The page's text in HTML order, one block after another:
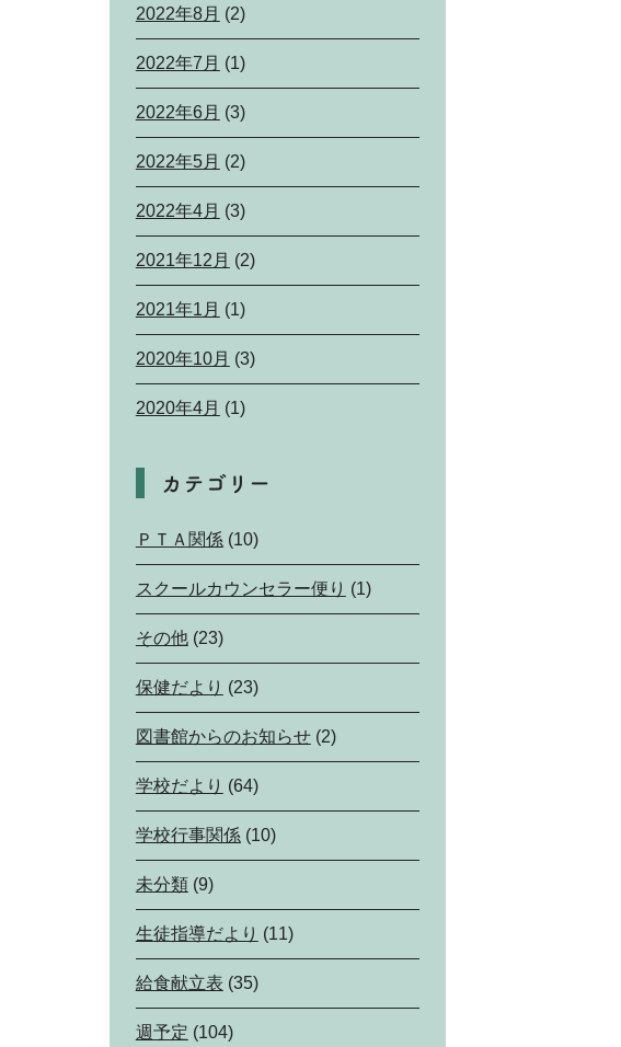
2022年8月 (2)
2022年7月 (1)
2022年6月 (3)
2022年5月 (2)
2022年4月 (3)
2021年12月 (2)
2021年1月 (1)
2020年10月 (3)
2020年4月 (1)
カテゴリー
ＰＴＡ関係(10)
スクールカウンセラー便り (1)
その他(23)
保健だより (23)
図書館からのお知らせ(2)
学校だより (64)
学校行事関係(10)
未分類(9)
生徒指導だより (11)
給食献立表 (35)
週予定 (104)